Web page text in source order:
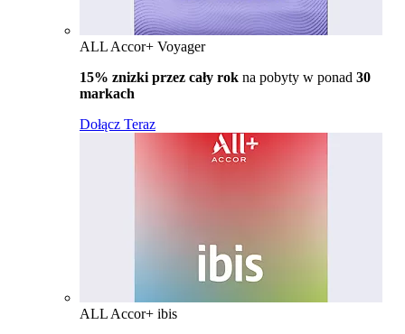
ALL Accor+ Voyager
15% znizki przez cały rok na pobyty w ponad 30
markach
Dołącz Teraz
ALL Accor+ ibis